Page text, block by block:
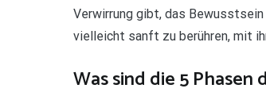
Verwirrung gibt, das
vielleicht sanft zu berühren, mit
Was sind die 5 Phasen